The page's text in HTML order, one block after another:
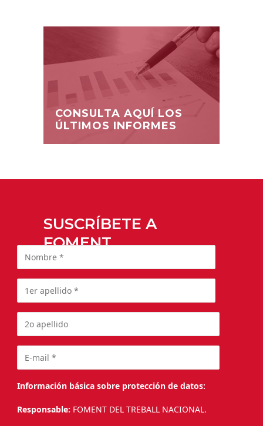
CONSULTA AQUÍ LOS
ÚLTIMOS INFORMES
SUSCRÍBETE A
FOMENT
Información básica sobre protección de datos:
Responsable: FOMENT DEL TREBALL NACIONAL.